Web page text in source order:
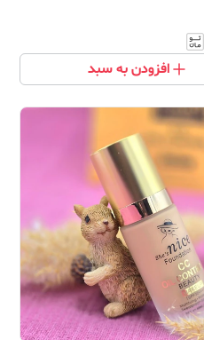
افزودن به سبد